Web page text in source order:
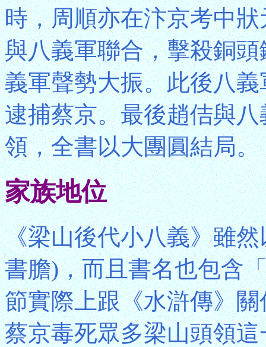
時，周順亦在汴京考中
與八義軍聯合，擊殺銅
義軍聲勢大振。此後八
逮捕蔡京。最後趙佶與
領，全書以大團圓結局。
家族地位
《梁山後代小八義》雖
書膽)，而且書名也包含
節實際上跟《水滸傳》
蔡京毒死眾多梁山頭領